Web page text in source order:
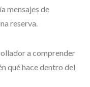
mensajes de
reserva.
a comprender
qué hace dentro del